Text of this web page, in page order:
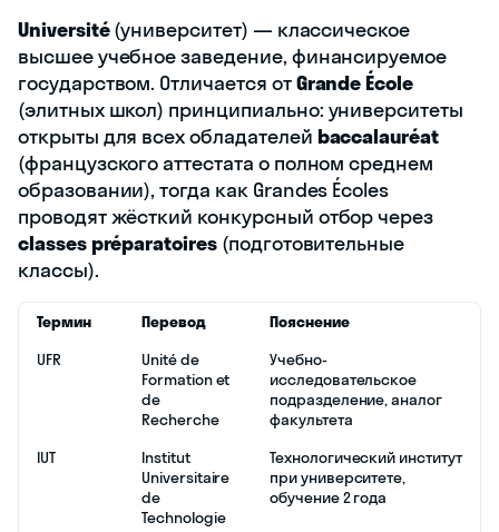
Université(университет) — классическое
высшее учебное заведение, финансируемое
государством. Отличается отGrande École
(элитных школ) принципиально: университеты
открыты для всех обладателей baccalauréat
(французского аттестата о полном среднем
образовании), тогда как Grandes Écoles
проводят жёсткий конкурсный отбор через
classes préparatoires(подготовительные
классы).
Термин Перевод
Пояснение
UFR
Unité de
Formation et
de
Recherche
Учебно-
исследовательское
подразделение, аналог
факультета
IUT
Institut
Universitaire
de
Technologie
Технологический институт
при университете,
обучение 2 года